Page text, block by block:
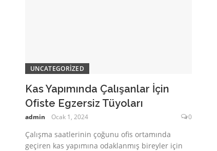
UNCATEGORIZED
Kas Yapımında Çalışanlar İçin
Ofiste Egzersiz Tüyoları
admin Ocak 1, 2024 0
Çalışma saatlerinin çoğunu ofis ortamında
geçiren kas yapımına odaklanmış bireyler için